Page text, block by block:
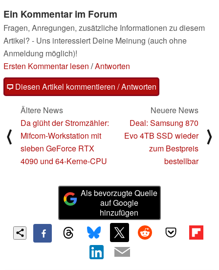
Ein Kommentar im Forum
Fragen, Anregungen, zusätzliche Informationen zu diesem
Artikel? - Uns interessiert Deine Meinung (auch ohne
Anmeldung möglich)!
Ersten Kommentar lesen /Antworten
Diesen Artikel kommentieren / Antworten
⟨
Ältere News
Da glüht der Stromzähler:
Mifcom-Workstation mit
sieben GeForce RTX
4090 und 64-Kerne-CPU
Neuere News
Deal: Samsung 870
Evo 4TB SSD wieder
zum Bestpreis
bestellbar
⟩
Als bevorzugte Quelle
auf Google
hinzufügen